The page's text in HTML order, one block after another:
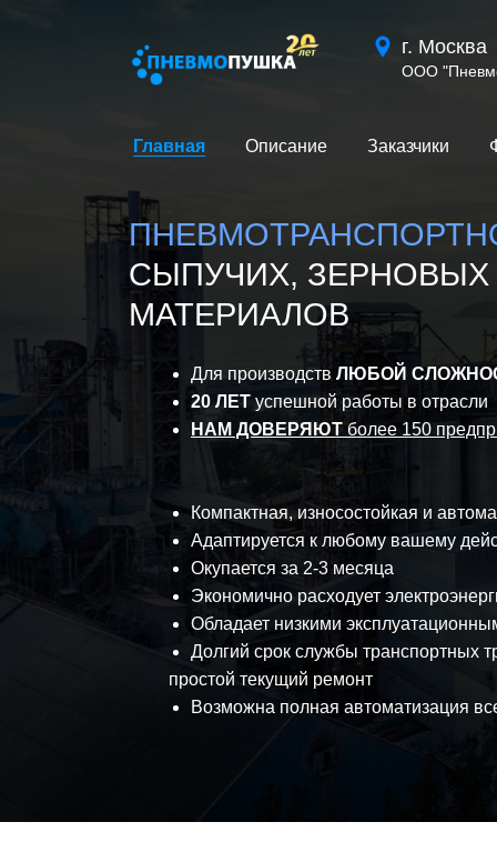
Главная Описание Услуги
ООО
г. Москва
Главная Описание Заказчики
Для производств ЛЮБОЙ
20 ЛЕТ успешной работы в отрасли
НАМ ДОВЕРЯЮТ более 150
Компактная, износостойкая и
Адаптируется к любому вашему
Окупается за 2-3 месяца
Экономично расходует
Обладает низкими
Долгий срок службы транспортных
простой текущий ремонт
Возможна полная автоматизация
СЫПУЧИХ, ЗЕРНОВЫХ
МАТЕРИАЛОВ